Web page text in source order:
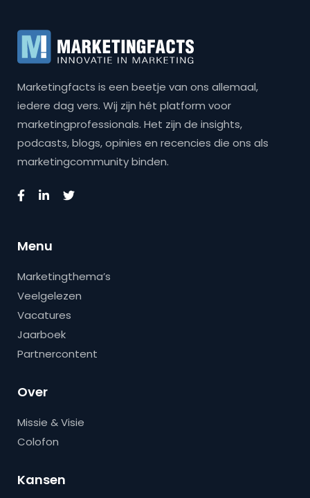
Marketingfacts is een beetje van ons allemaal,
iedere dag vers. Wij zijn hét platform voor
marketingprofessionals. Het zijn de insights,
podcasts, blogs, opinies en recencies die ons als
marketingcommunity binden.
Menu
Marketingthema’s
Veelgelezen
Vacatures
Jaarboek
Partnercontent
Over
Missie & Visie
Colofon
Kansen